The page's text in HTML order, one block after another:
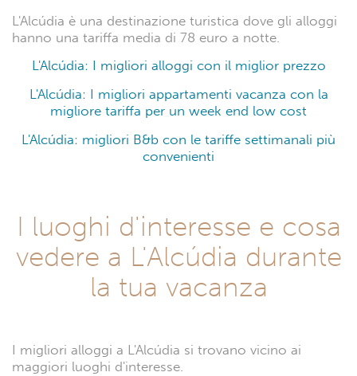
L'Alcúdia è una destinazione turistica dove gli alloggi
hanno una tariffa media di 78 euro a notte.
L'Alcúdia: I migliori alloggi con il miglior prezzo
L'Alcúdia: I migliori appartamenti vacanza con la
migliore tariffa per un week end low cost
L'Alcúdia: migliori B&b con le tariffe settimanali più
convenienti
I luoghi d'interesse e cosa
vedere a L'Alcúdia durante
la tua vacanza
I migliori alloggi a L'Alcúdia si trovano vicino ai
maggiori luoghi d'interesse.